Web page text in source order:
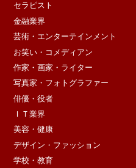
セラピスト
金融業界
芸術・エンターテインメント
お笑い・コメディアン
作家・画家・ライター
写真家・フォトグラファー
俳優・役者
ＩＴ業界
美容・健康
デザイン・ファッション
学校・教育